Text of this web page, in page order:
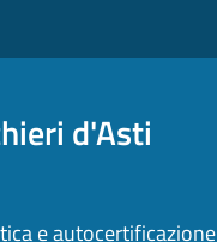
d'Asti
e autocertificazione